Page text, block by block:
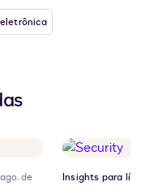
de
Insights para